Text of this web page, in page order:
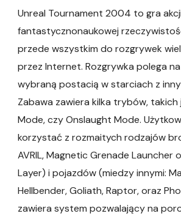
Unreal Tournament 2004 to gra
fantastycznonaukowej
przede wszystkim do rozgrywek
przez Internet. Rozgrywka polega
wybraną postacią w starciach z
Zabawa zawiera kilka trybów, takich
Mode, czy Onslaught Mode.
korzystać z rozmaitych rodzajów
AVRIL, Magnetic Grenade Launcher
Layer) i pojazdów (miedzy innymi:
Hellbender, Goliath, Raptor, oraz
zawiera system pozwalający na